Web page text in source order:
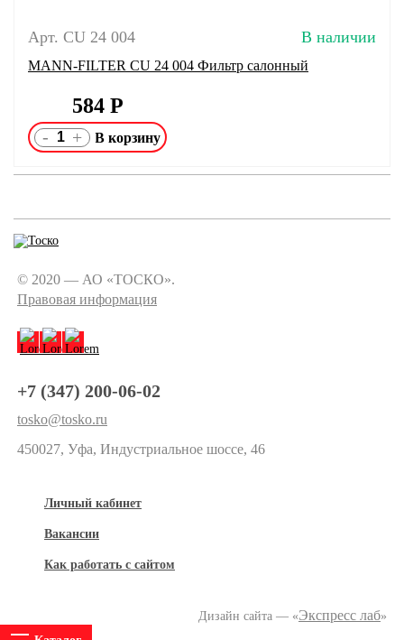
Арт. CU 24 004 В наличии
MANN-FILTER CU 24 004 Фильтр салонный
584 Р
- +
© 2020 — АО «ТОСКО».
Правовая информация
+7 (347) 200-06-02
tosko@tosko.ru
450027, Уфа, Индустриальное шоссе, 46
Личный кабинет
Вакансии
Как работать с сайтом
Дизайн сайта — «Экспресс лаб»